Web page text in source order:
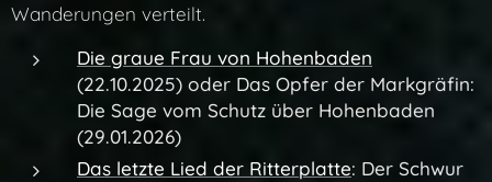
Wanderungen verteilt.
Die graue Frau von Hohenbaden
(22.10.2025) oder Das Opfer der Markgräfin:
Die Sage vom Schutz über Hohenbaden
(29.01.2026)
Das letzte Lied der Ritterplatte: Der Schwur